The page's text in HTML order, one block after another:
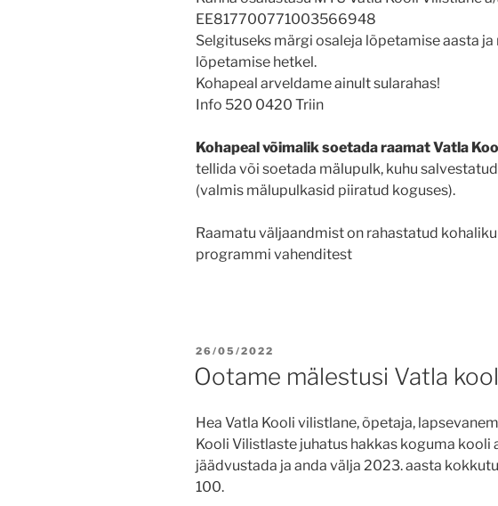
EE817700771003566948
Selgituseks märgi osaleja lõpetamise aasta
lõpetamise hetkel.
Kohapeal arveldame ainult sularahas!
Info 520 0420 Triin
Kohapeal võimalik soetada raamat Vatla
tellida või soetada mälupulk, kuhu
(valmis mälupulkasid piiratud koguses).
Raamatu väljaandmist on rahastatud
programmi vahenditest
POSTED
26/05/2022
Ootame mälestusi Vatla
Hea Vatla Kooli vilistlane, õpetaja,
Kooli Vilistlaste juhatus hakkas koguma kooli
jäädvustada ja anda välja 2023. aasta
100.